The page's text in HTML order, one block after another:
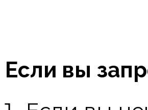
Если вы